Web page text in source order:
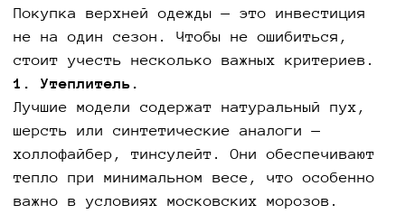
Покупка верхней одежды — это инвестиция
не на один сезон. Чтобы не ошибиться,
стоит учесть несколько важных критериев.
1. Утеплитель.
Лучшие модели содержат натуральный пух,
шерсть или синтетические аналоги —
холлофайбер, тинсулейт. Они обеспечивают
тепло при минимальном весе, что особенно
важно в условиях московских морозов.